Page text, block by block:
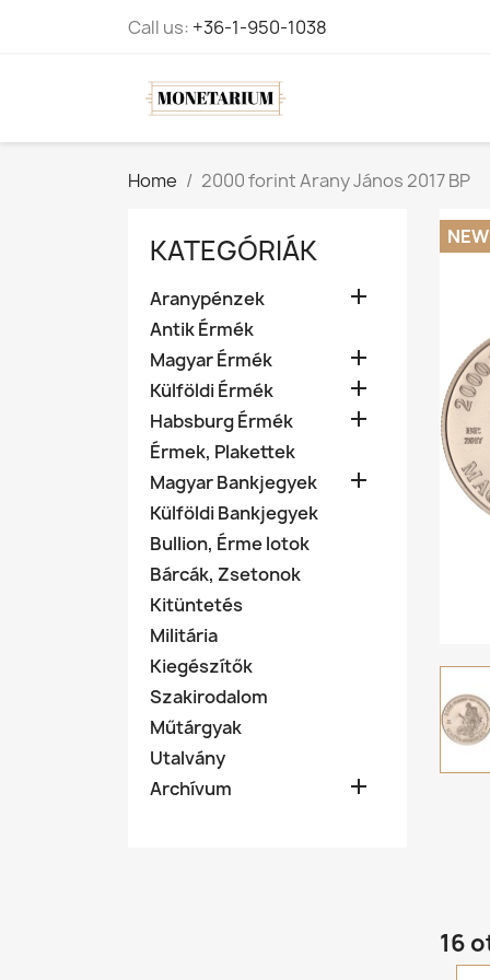
Call us: +36-1-950-1038
Home 2000 forint Arany János 2017 BP
KATEGÓRIÁK
Aranypénzek 
Antik Érmék
Magyar Érmék

Külföldi Érmék 
Habsburg Érmék 
Érmek, Plakettek
Magyar Bankjegyek

Külföldi Bankjegyek
Bullion, Érme lotok
Bárcák, Zsetonok
Kitüntetés
Militária
Kiegészítők
Szakirodalom
Műtárgyak
Utalvány
Archívum

NEW
16